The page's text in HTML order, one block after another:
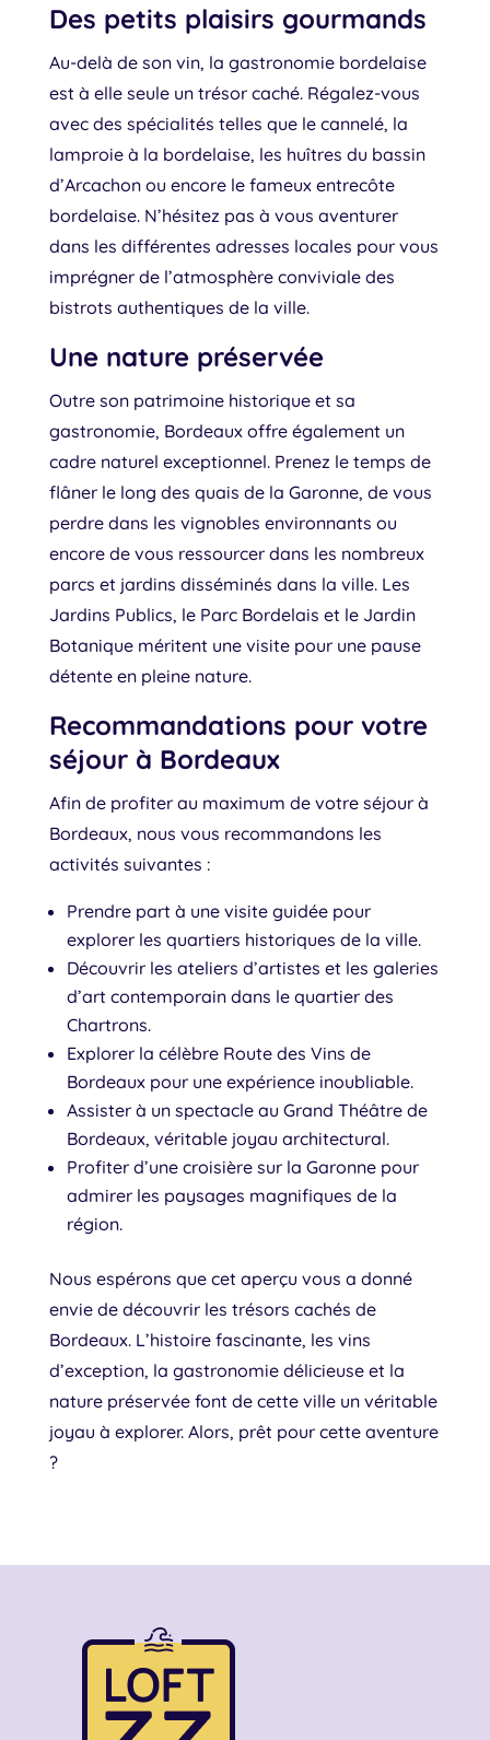
Des petits plaisirs gourmands
Au-delà de son vin, la gastronomie bordelaise
est à elle seule un trésor caché. Régalez-vous
avec des spécialités telles que le cannelé, la
lamproie à la bordelaise, les huîtres du bassin
d’Arcachon ou encore le fameux entrecôte
bordelaise. N’hésitez pas à vous aventurer
dans les différentes adresses locales pour vous
imprégner de l’atmosphère conviviale des
bistrots authentiques de la ville.
Une nature préservée
Outre son patrimoine historique et sa
gastronomie, Bordeaux offre également un
cadre naturel exceptionnel. Prenez le temps de
flâner le long des quais de la Garonne, de vous
perdre dans les vignobles environnants ou
encore de vous ressourcer dans les nombreux
parcs et jardins disséminés dans la ville. Les
Jardins Publics, le Parc Bordelais et le Jardin
Botanique méritent une visite pour une pause
détente en pleine nature.
Recommandations pour votre
séjour à Bordeaux
Afin de profiter au maximum de votre séjour à
Bordeaux, nous vous recommandons les
activités suivantes :
Prendre part à une visite guidée pour
explorer les quartiers historiques de la ville.
Découvrir les ateliers d’artistes et les galeries
d’art contemporain dans le quartier des
Chartrons.
Explorer la célèbre Route des Vins de
Bordeaux pour une expérience inoubliable.
Assister à un spectacle au Grand Théâtre de
Bordeaux, véritable joyau architectural.
Profiter d’une croisière sur la Garonne pour
admirer les paysages magnifiques de la
région.
Nous espérons que cet aperçu vous a donné
envie de découvrir les trésors cachés de
Bordeaux. L’histoire fascinante, les vins
d’exception, la gastronomie délicieuse et la
nature préservée font de cette ville un véritable
joyau à explorer. Alors, prêt pour cette aventure
?